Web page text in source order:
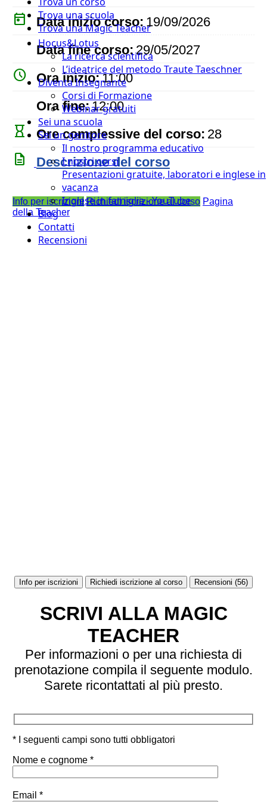
Trova una scuola
Trova una Magic Teacher
Hocus&Lotus
La ricerca scientifica
L’ideatrice del metodo Traute Taeschner
Diventa Insegnante
Corsi di Formazione
Webinar gratuiti
Sei una scuola
Sei un genitore
Il nostro programma educativo
I nostri corsi
Presentazioni gratuite, laboratori e inglese in
vacanza
Inglese in famiglia - YouTube
Blog
Contatti
Recensioni
today Data inizio corso: 19/09/2026
event Data fine corso:29/05/2027
watch_later Ora inizio:11:00
Ora fine:12:00
hourglass_empty Ore complessive del corso: 28
description Descrizione del corso
Info per iscrizioni Richiedi iscrizione al corso Pagina
della Teacher
Info per iscrizioni Richiedi iscrizione al corso Recensioni (56)
SCRIVI ALLA MAGIC
TEACHER
Per informazioni o per una richiesta di
prenotazione compila il seguente modulo.
Sarete ricontattati al più presto.
* I seguenti campi sono tutti obbligatori
Nome e cognome *
Email *